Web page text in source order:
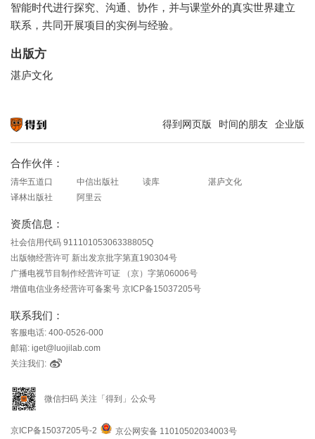
智能时代进行探究、沟通、协作，并与课堂外的真实世界建立
联系，共同开展项目的实例与经验。
出版方
湛庐文化
得到网页版 时间的朋友 企业版
合作伙伴：
清华五道口 中信出版社 读库
湛庐文化
译林出版社
阿里云
资质信息：
社会信用代码 91110105306338805Q
出版物经营许可 新出发京批字第直190304号
广播电视节目制作经营许可证 （京）字第06006号
增值电信业务经营许可备案号 京ICP备15037205号
联系我们：
客服电话: 400-0526-000
邮箱: iget@luojilab.com
关注我们:
微信扫码 关注「得到」公众号
京ICP备15037205号-2 京公网安备 11010502034003号